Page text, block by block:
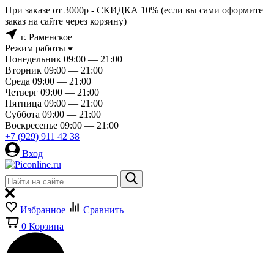
При заказе от 3000р - СКИДКА 10% (если вы сами оформите
заказ на сайте через корзину)
г. Раменское
Режим работы
Понедельник 09:00 — 21:00
Вторник 09:00 — 21:00
Среда 09:00 — 21:00
Четверг 09:00 — 21:00
Пятница 09:00 — 21:00
Суббота 09:00 — 21:00
Воскресенье 09:00 — 21:00
+7 (929) 911 42 38
Вход
Избранное
Сравнить
0 Корзина